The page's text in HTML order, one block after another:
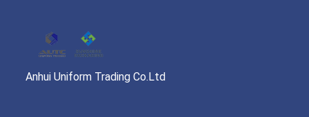
Anhui Uniform Trading Co.Ltd